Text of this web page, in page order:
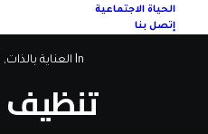
الحياة الاجتماعية
إتصل بنا
In العناية بالذات,
تنظيف